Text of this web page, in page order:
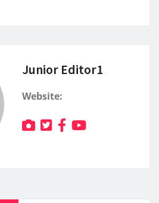
Junior Editor1
Website: